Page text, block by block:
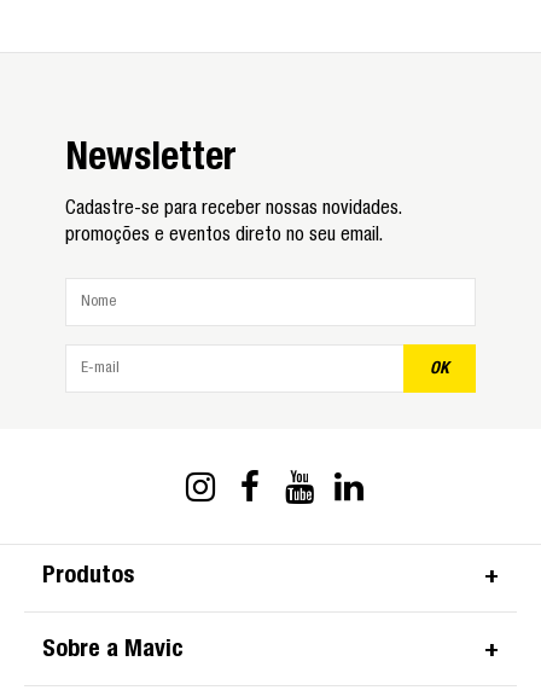
Newsletter
Cadastre-se para receber nossas novidades.
promoções e eventos direto no seu email.
OK
Produtos
Sobre a Mavic